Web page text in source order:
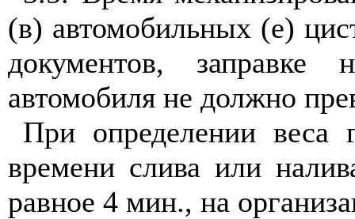
(в) автомобильных (е)
документов, заправке
автомобиля не должно
При определении веса
времени слива или
равное 4 мин., на